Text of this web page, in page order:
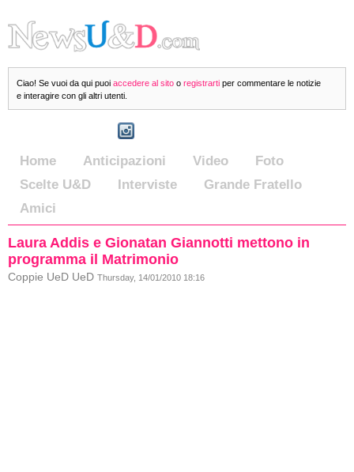
Ciao! Se vuoi da qui puoi accedere al sito o registrarti per commentare le notizie
e interagire con gli altri utenti.
Home Anticipazioni Video
Foto
Scelte U&D
Interviste
Grande Fratello
Amici
Laura Addis e Gionatan Giannotti mettono in
programma il Matrimonio
Coppie UeD UeD Thursday, 14/01/2010 18:16